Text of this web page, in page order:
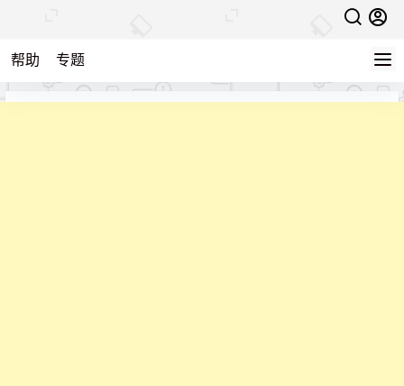
帮助 专题